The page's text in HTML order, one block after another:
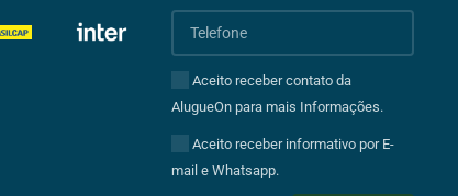
Aceito receber contato da
AlugueOn para mais Informações.
Aceito receber informativo por E-
mail e Whatsapp.